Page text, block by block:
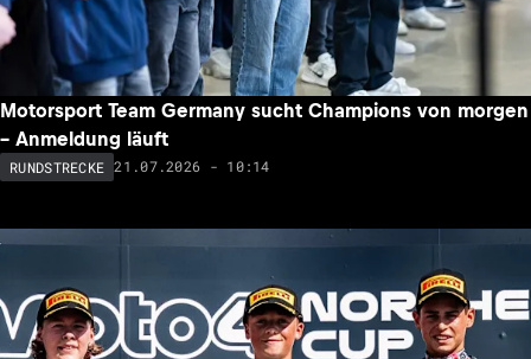
Motorsport Team Germany sucht Champions von morgen
– Anmeldung läuft
RUNDSTRECKE 21.07.2026 - 10:14